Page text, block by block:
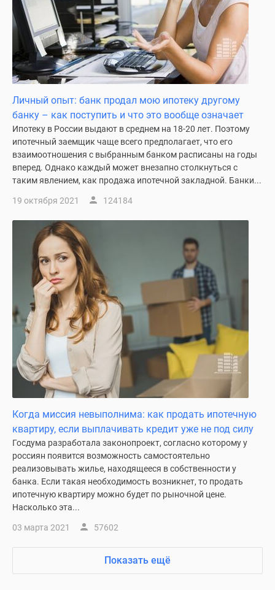
Личный опыт: банк продал мою ипотеку другому
банку – как поступить и что это вообще означает
Ипотеку в России выдают в среднем на 18-20 лет. Поэтому
ипотечный заемщик чаще всего предполагает, что его
взаимоотношения с выбранным банком расписаны на годы
вперед. Однако каждый может внезапно столкнуться с
таким явлением, как продажа ипотечной закладной. Банки...
19 октября 2021 124184
Когда миссия невыполнима: как продать ипотечную
квартиру, если выплачивать кредит уже не под силу
Госдума разработала законопроект, согласно которому у
россиян появится возможность самостоятельно
реализовывать жилье, находящееся в собственности у
банка. Если такая необходимость возникнет, то продать
ипотечную квартиру можно будет по рыночной цене.
Насколько эта...
03 марта 2021 57602
Показать ещё